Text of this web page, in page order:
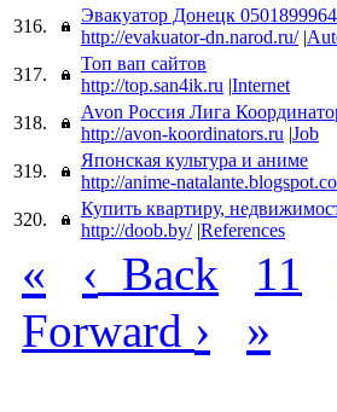
316.
Эвакуатор Донецк 0501899964
http://evakuator-dn.narod.ru/ |
317.
Топ вап сайтов
http://top.san4ik.ru |Internet
318.
Avon Россия Лига
http://avon-koordinators.ru |Job
319.
Японская культура и аниме
http://anime-
320.
Купить квартиру,
http://doob.by/ |References
« ‹ Back 11
Forward › »